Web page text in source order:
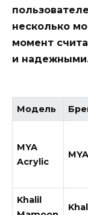
несколько
момент
и
Модель
MYA
Acrylic
MYA
Khalil